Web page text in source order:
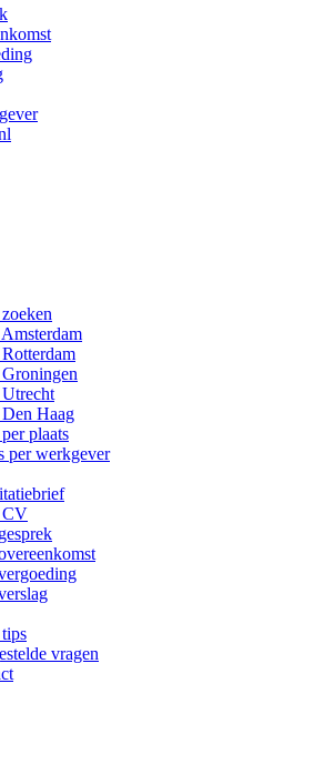
Amsterdam
Rotterdam
Groningen
Utrecht
Den Haag
plaats
per werkgever
CV
tips
vragen